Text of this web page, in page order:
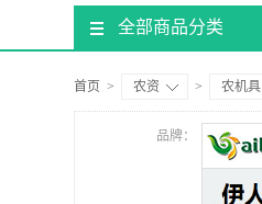
全部商品分类
首页 > 农资 > 农机具
品牌：